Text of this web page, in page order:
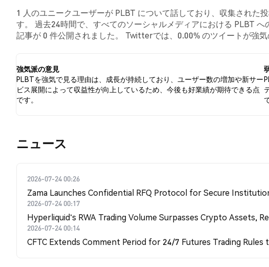
1 人のユニークユーザーが PLBT について話しており、収集された
す。 過去24時間で、すべてのソーシャルメディアにおける PLBT
記事が 0 件公開されました。 Twitterでは、0.00% のツイートが強
強気派の意見
PLBTを強気で見る理由は、成長が持続しており、ユーザー数の増加や新サー
ビス展開によって収益性が向上しているため、今後も好業績が期待できる点
です。
​​ニュース​​
2026-07-24 00:26
Zama Launches Confidential RFQ Protocol for Secure
2026-07-24 00:17
Hyperliquid's RWA Trading Volume Surpasses Crypto Assets,
2026-07-24 00:14
CFTC Extends Comment Period for 24/7 Futures Trading Rules